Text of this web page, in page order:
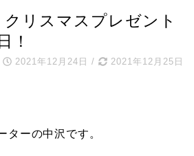
リスマスプレゼント
！
2021年12月24日 / 2021年12月25日
ターの中沢です。